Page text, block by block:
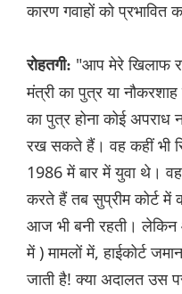
कारण गवाहों को प्रभावित
रोहतगी: "आप मेरे खिलाफ
मंत्री का पुत्र या
का पुत्र होना कोई अपराध
रख सकते हैं। वह कहीं भी
1986 में बार में युवा थे।
करते हैं तब सुप्रीम कोर्ट में
आज भी बनी रहती।
में ) मामलों में, हाईकोर्ट
जाती है! क्या अदालत